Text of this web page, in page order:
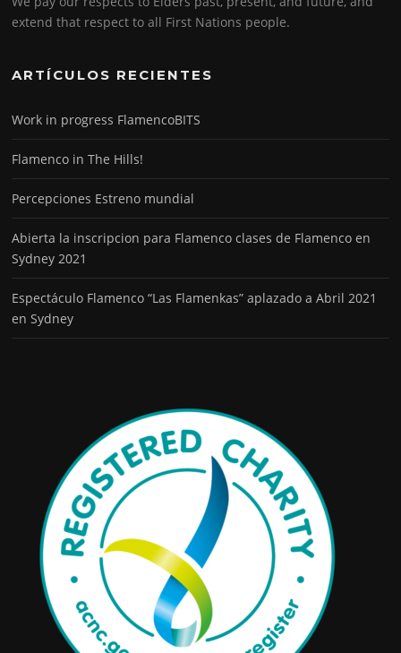
extend that respect to all First Nations people.
ARTÍCULOS RECIENTES
Work in progress FlamencoBITS
Flamenco in The Hills!
Percepciones Estreno mundial
Abierta la inscripcion para Flamenco clases de Flamenco en
Sydney 2021
Espectáculo Flamenco “Las Flamenkas” aplazado a Abril 2021
en Sydney